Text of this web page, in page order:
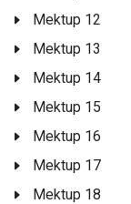
Mektup 12
Mektup 13
Mektup 14
Mektup 15
Mektup 16
Mektup 17
Mektup 18